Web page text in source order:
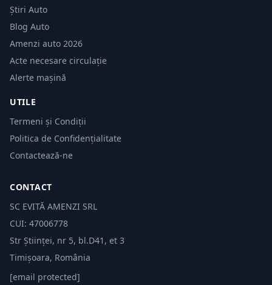
Știri Auto
Blog Auto
Amenzi auto 2026
Acte necesare circulație
Alerte mașină
UTILE
Termeni și Condiții
Politica de Confidențialitate
Contactează-ne
CONTACT
SC EVITĂ AMENZI SRL
CUI: 47006778
Str Științei, nr 5, bl.D41, et 3
Timișoara, România
[email protected]